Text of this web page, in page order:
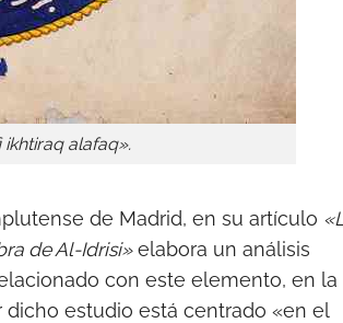
alafaq».
de Madrid, en su artículo
de Al-Idrisi»elabora un análisis
con este elemento, en la
estudio está centrado «en el